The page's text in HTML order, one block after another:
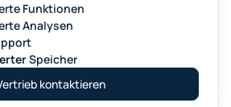
Funktionen
Analysen
Speicher
kontaktieren